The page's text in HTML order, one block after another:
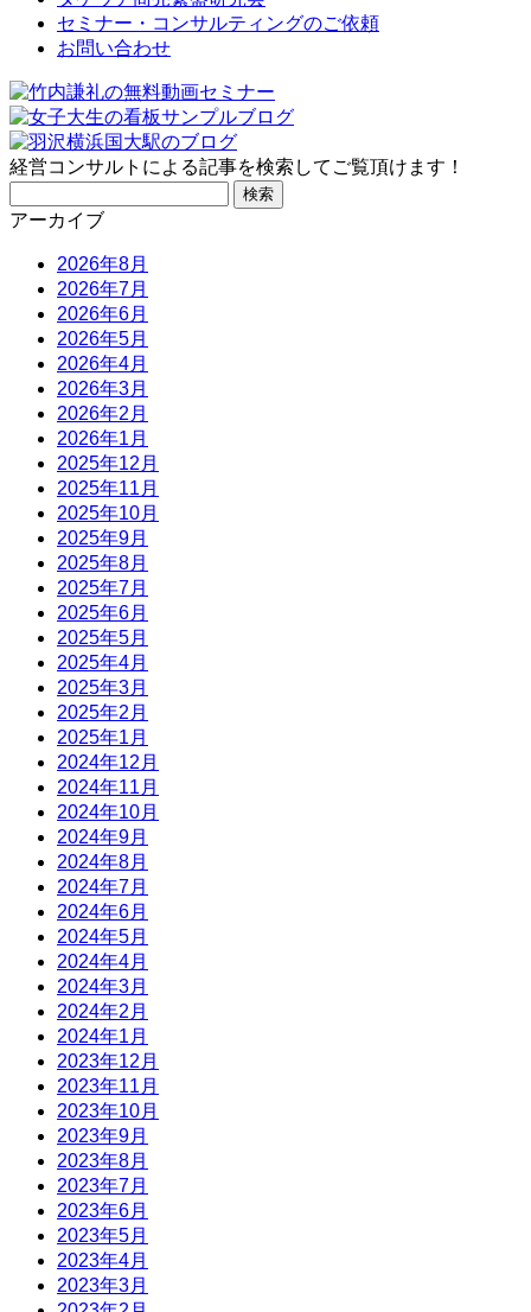
セミナー・コンサルティングのご依頼
お問い合わせ
経営コンサルトによる記事を検索してご覧頂けます！
索:
アーカイブ
2026年8月
2026年7月
2026年6月
2026年5月
2026年4月
2026年3月
2026年2月
2026年1月
2025年12月
2025年11月
2025年10月
2025年9月
2025年8月
2025年7月
2025年6月
2025年5月
2025年4月
2025年3月
2025年2月
2025年1月
2024年12月
2024年11月
2024年10月
2024年9月
2024年8月
2024年7月
2024年6月
2024年5月
2024年4月
2024年3月
2024年2月
2024年1月
2023年12月
2023年11月
2023年10月
2023年9月
2023年8月
2023年7月
2023年6月
2023年5月
2023年4月
2023年3月